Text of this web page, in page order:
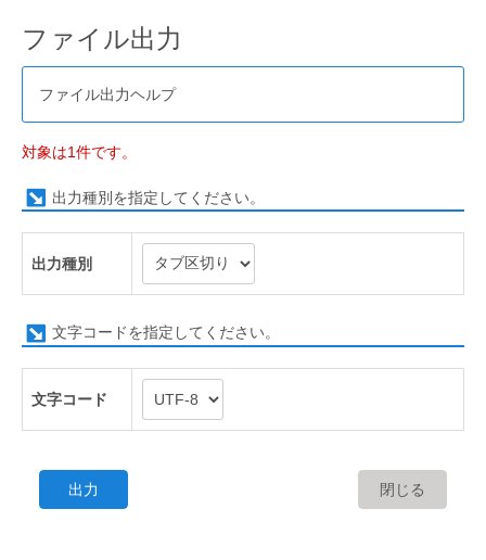
ファイル出力
ファイル出力ヘルプ
対象は1件です。
出力種別を指定してください。
出力種別
文字コードを指定してください。
文字コード